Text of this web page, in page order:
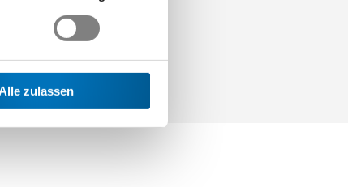
zulassen